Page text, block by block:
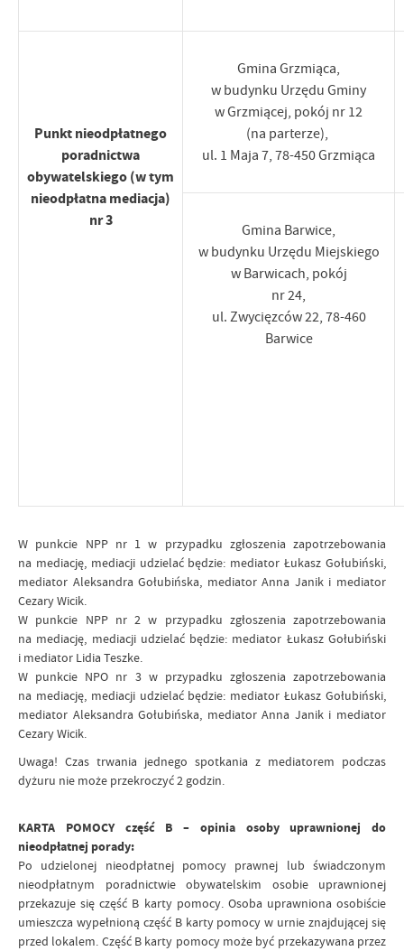
Punktnieodpłatnego
poradnictwa
obywatelskiego (w tym
nieodpłatna mediacja)
nr 3
Gmina Grzmiąca,
w budynku Urzędu Gminy
w Grzmiącej, pokój nr 12
(na parterze),
ul. 1 Maja 7, 78-450 Grzmiąca
Gmina Barwice,
w budynku Urzędu Miejskiego
w Barwicach, pokój
nr 24,
ul. Zwycięzców 22, 78-460
Barwice
W punkcie NPP nr 1 w przypadku zgłoszenia zapotrzebowania
na mediację, mediacji udzielać będzie: mediator Łukasz Gołubiński,
mediator Aleksandra Gołubińska, mediator Anna Janik i mediator
Cezary Wicik.
W punkcie NPP nr 2 w przypadku zgłoszenia zapotrzebowania
na mediację, mediacji udzielać będzie: mediator Łukasz Gołubiński
i mediator Lidia Teszke.
W punkcie NPO nr 3w przypadku zgłoszenia zapotrzebowania
na mediację, mediacji udzielać będzie: mediator Łukasz Gołubiński,
mediator Aleksandra Gołubińska, mediator Anna Janik i mediator
Cezary Wicik.
Uwaga! Czas trwania jednego spotkania z mediatorem podczas
dyżuru nie może przekroczyć 2 godzin.
KARTA POMOCY część B – opinia osoby uprawnionej do
nieodpłatnej porady:
Po udzielonej nieodpłatnej pomocy prawnej lub świadczonym
nieodpłatnym poradnictwie obywatelskim osobie uprawnionej
przekazuje się część B karty pomocy. Osoba uprawniona osobiście
umieszcza wypełnioną część B karty pomocy w urnie znajdującej się
przed lokalem. Część B karty pomocy może być przekazywana przez